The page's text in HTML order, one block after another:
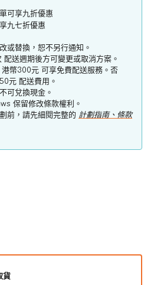
可享九折優惠
九七折優惠
或替換，恕不另行通知。
配送週期後方可變更或取消方案。
港幣300元 可享免費配送服務。否
元 配送費用。
可兌換現金。
保留修改條款權利。
前，請先細閱完整的 計劃指南、條款
貨